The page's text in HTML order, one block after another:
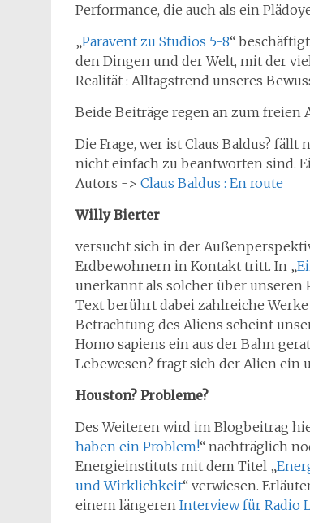
Performance, die auch als ein
„Paravent zu Studios 5-8“
den Dingen und der Welt, mit der
Realität : Alltagstrend unseres
Beide Beiträge regen an zum freien
Die Frage, wer ist Claus Baldus?
nicht einfach zu beantworten sind.
Autors -> Claus Baldus : En route
Willy Bierter
versucht sich in der
Erdbewohnern in Kontakt tritt. In „
unerkannt als solcher über unseren
Text berührt dabei zahlreiche
Betrachtung des Aliens scheint
Homo sapiens ein aus der Bahn
Lebewesen? fragt sich der Alien ein
Houston? Probleme?
Des Weiteren wird im Blogbeitrag
haben ein Problem!“ nachträglich
Energieinstituts mit dem Titel „
und Wirklichkeit“ verwiesen.
einem längeren Interview für Radio